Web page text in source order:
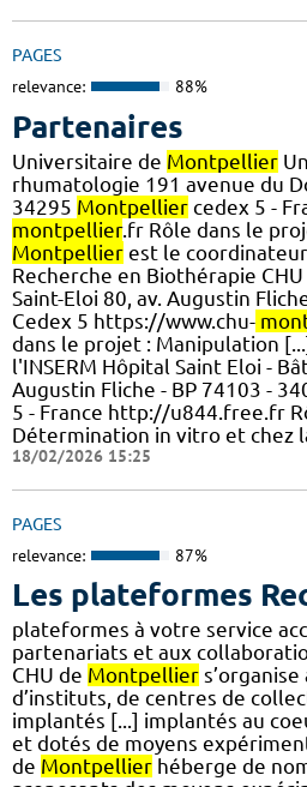
PAGES
relevance: 88%
Partenaires
Universitaire de Montpellier
rhumatologie 191 avenue du
34295 Montpellier cedex 5 -
montpellier.fr Rôle dans le
Montpellier est le
Recherche en Biothérapie CHU
Saint-Eloi 80, av. Augustin
Cedex 5 https://www.chu-
dans le projet : Manipulation
l'INSERM Hôpital Saint Eloi -
Augustin Fliche - BP 74103 -
5 - France http://u844.free.fr
Détermination in vitro et chez
18/02/2026 15:25
PAGES
relevance: 87%
Les plateformes
plateformes à votre service
partenariats et aux
CHU de Montpellier
d’instituts, de centres de
implantés [...] implantés au
et dotés de moyens
de Montpellier héberge de